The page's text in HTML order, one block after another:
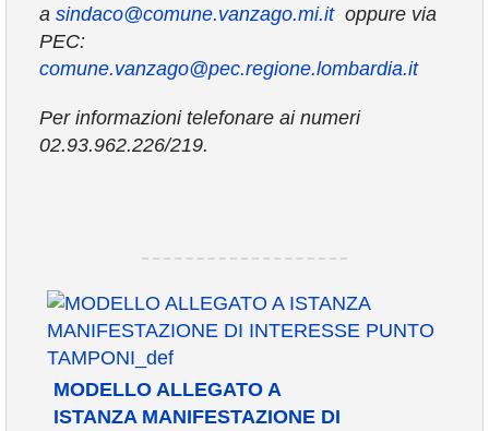
a sindaco@comune.vanzago.mi.it oppure via
PEC:
comune.vanzago@pec.regione.lombardia.it
Per informazioni telefonare ai numeri
02.93.962.226/219.
MODELLO ALLEGATO A
ISTANZA MANIFESTAZIONE DI